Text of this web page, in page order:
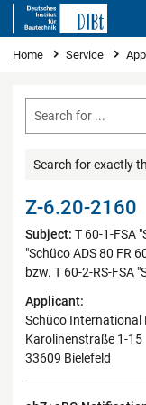
You are here
Home Service
Search for exactly
Z-6.20-2160
Subject: T 60-1-FSA
"Schüco ADS 80 FR
bzw. T 60-2-RS-FSA
Applicant:
Schüco International
Karolinenstraße 1-15
33609 Bielefeld